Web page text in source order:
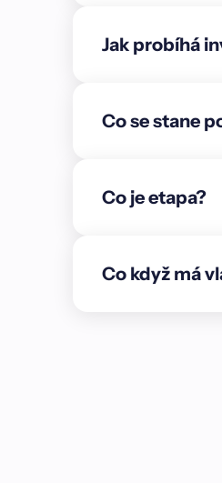
ulici Špitálka.
rekonstrukcí
opravovány z
respektive **soubor
němž dům stojí.
Zastřešení má
položené na
poloze je
obklopeno atraktivní
přehradu**, a
Jak probíhá
Co se stane
Co je etapa?
Co když má